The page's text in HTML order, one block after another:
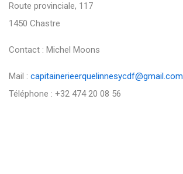
Route provinciale, 117
1450 Chastre
Contact : Michel Moons
Mail : capitainerieerquelinnesycdf@gmail.com
Téléphone : +32 474 20 08 56